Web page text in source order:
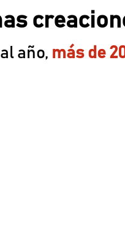
año, más de